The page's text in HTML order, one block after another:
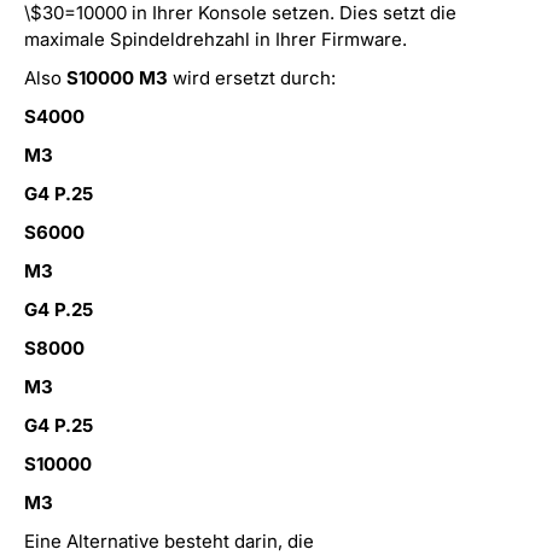
\$30=10000 in Ihrer Konsole setzen. Dies setzt die
maximale Spindeldrehzahl in Ihrer Firmware.
Also S10000 M3 wird ersetzt durch:
S4000
M3
G4 P.25
S6000
M3
G4 P.25
S8000
M3
G4 P.25
S10000
M3
Eine Alternative besteht darin, die